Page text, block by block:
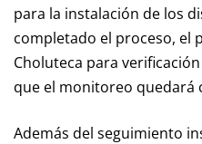
para la instalación de los
completado el proceso, el
Choluteca para
que el monitoreo quedará
Además del seguimiento